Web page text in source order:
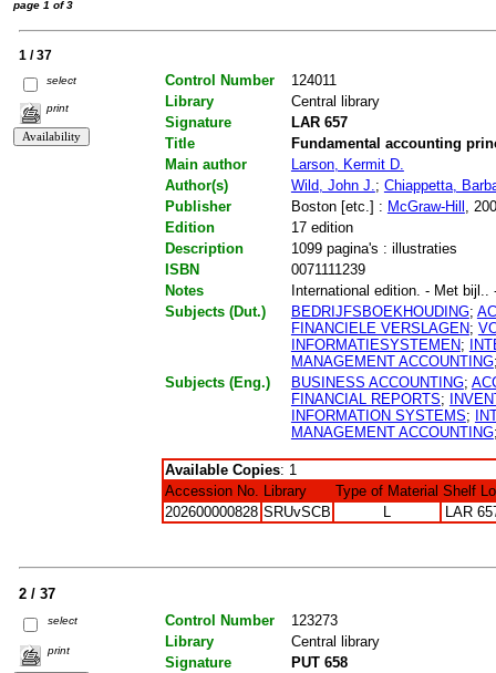
page 1 of 3
1 / 37
select
print
Control Number
124011
Library
Central library
Signature
LAR 657
Title
Fundamental accounting
Main author
Larson, Kermit D.
Author(s)
Wild, John J. ; Chiappetta,
Publisher
Boston [etc.] : McGraw-Hill
,
Edition
17 edition
Description
1099 pagina's : illustraties
ISBN
0071111239
Notes
International edition. - Met bijl..
Subjects (Dut.)
BEDRIJFSBOEKHOUDING;
FINANCIELE VERSLAGEN;
INFORMATIESYSTEMEN;
MANAGEMENT ACCOUNTING
Subjects (Eng.)
BUSINESS ACCOUNTING;
FINANCIAL REPORTS;
INFORMATION SYSTEMS;
MANAGEMENT ACCOUNTING
Available Copies: 1
Accession No.
Library Type of Material Shelf
202600000828 SRUvSCB LAR
2 / 37
select
print
Control Number
123273
Library
Central library
Signature
PUT 658